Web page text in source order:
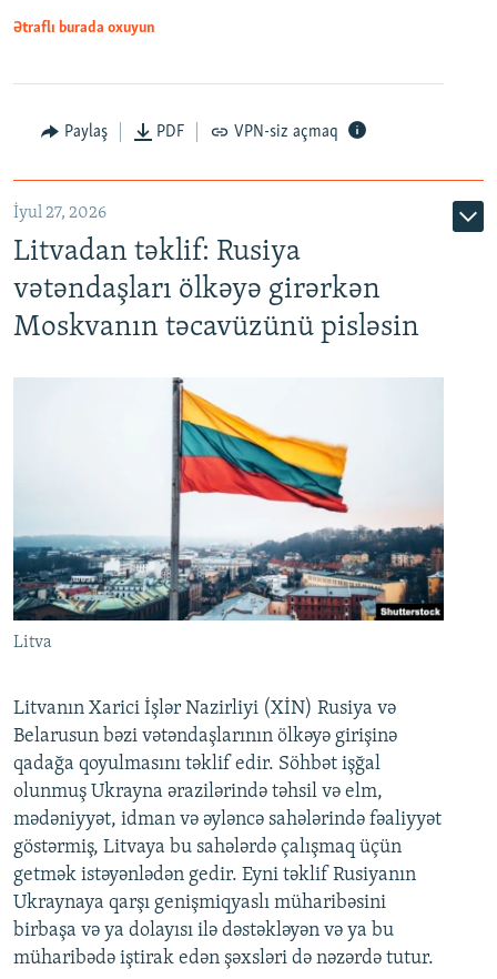
Ətraflı burada oxuyun
Paylaş PDF VPN-siz açmaq
İyul 27, 2026
Litvadan təklif: Rusiya
vətəndaşları ölkəyə girərkən
Moskvanın təcavüzünü pisləsin
Litva
Litvanın Xarici İşlər Nazirliyi (XİN) Rusiya və
Belarusun bəzi vətəndaşlarının ölkəyə girişinə
qadağa qoyulmasını təklif edir. Söhbət işğal
olunmuş Ukrayna ərazilərində təhsil və elm,
mədəniyyət, idman və əyləncə sahələrində fəaliyyət
göstərmiş, Litvaya bu sahələrdə çalışmaq üçün
getmək istəyənlədən gedir. Eyni təklif Rusiyanın
Ukraynaya qarşı genişmiqyaslı müharibəsini
birbaşa və ya dolayısı ilə dəstəkləyən və ya bu
müharibədə iştirak edən şəxsləri də nəzərdə tutur.